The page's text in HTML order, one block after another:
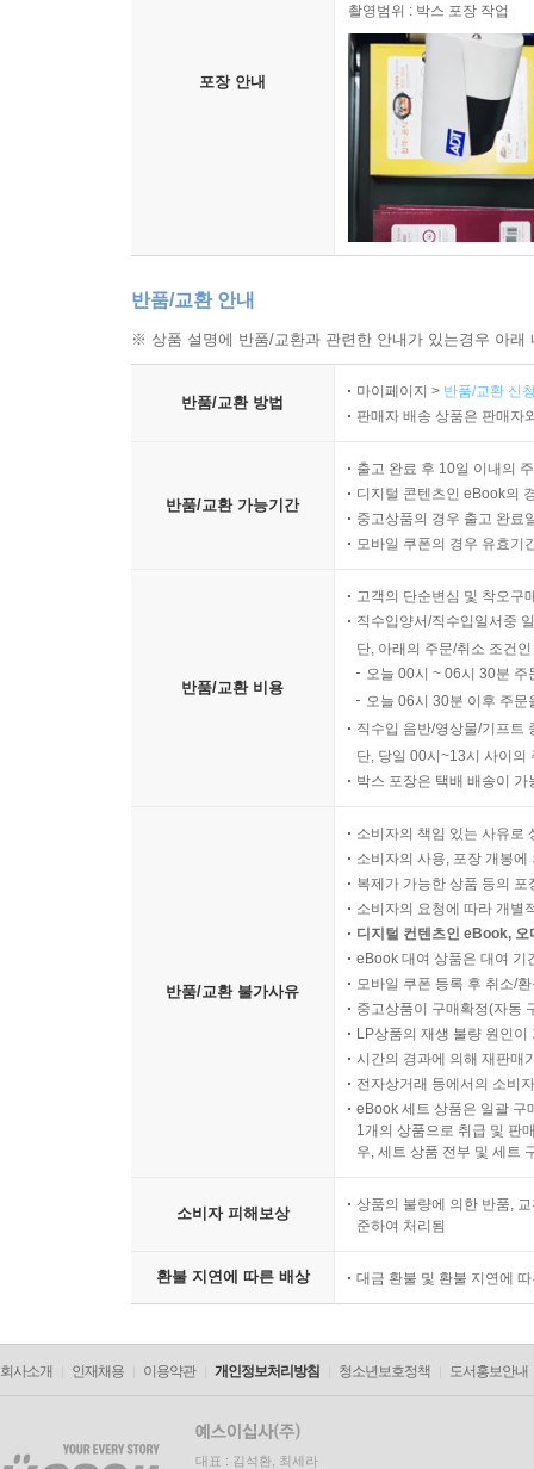
포장 안내
촬영범위 : 박스 포장 작업
반품/교환 안내
※ 상품 설명에 반품/교환과 관련한 안내가 있는경우 아
반품/교환 방법
마이페이지 > 반품/교환 신
판매자 배송 상품은 판매자
반품/교환 가능기간
출고 완료 후 10일 이내의
디지털 콘텐츠인 eBook의
중고상품의 경우 출고 완료
모바일 쿠폰의 경우 유효기
반품/교환 비용
고객의 단순변심 및 착오구
직수입양서/직수입일서중
단, 아래의 주문/취소 조건
오늘 00시 ~ 06시 30분
오늘 06시 30분 이후 주
직수입 음반/영상물/기프트
단, 당일 00시~13시 사이의
박스 포장은 택배 배송이
반품/교환 불가사유
소비자의 책임 있는 사유로
소비자의 사용, 포장 개봉
복제가 가능한 상품 등의
소비자의 요청에 따라 개별
디지털 컨텐츠인 eBook,
eBook 대여 상품은 대여 기
모바일 쿠폰 등록 후 취소/
중고상품이 구매확정(자동
LP상품의 재생 불량 원인
시간의 경과에 의해 재판매
전자상거래 등에서의 소비
eBook 세트 상품은 일괄 구
1개의 상품으로 취급 및 판
우, 세트 상품 전부 및 세트
소비자 피해보상
상품의 불량에 의한 반품,
준하여 처리됨
환불 지연에 따른 배상 대금 환불 및 환불 지연에
회사소개 인재채용 이용약관 개인정보처리방침 청소년보호정책 도서홍보안내
대표 : 김석환, 최세라